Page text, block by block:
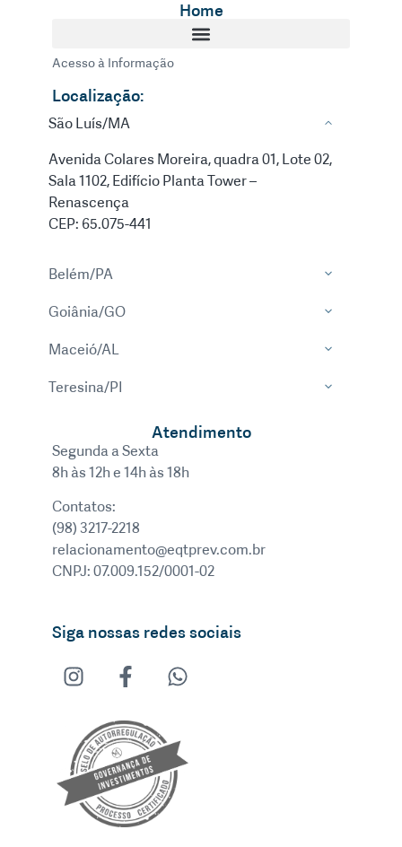
Home
Acesso à Informação
Localização:
São Luís/MA
Avenida Colares Moreira, quadra 01, Lote 02,
Sala 1102, Edifício Planta Tower –
Renascença
CEP: 65.075-441
Belém/PA
Goiânia/GO
Maceió/AL
Teresina/PI
Atendimento
Segunda a Sexta
8h às 12h e 14h às 18h
Contatos:
(98) 3217-2218
relacionamento@eqtprev.com.br
CNPJ: 07.009.152/0001-02
Siga nossas redes sociais